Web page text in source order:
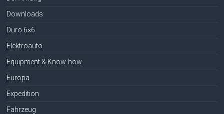
Downloads
Duro 6×6
Elektroauto
Equipment & Know-how
Europa
Expedition
Fahrzeug